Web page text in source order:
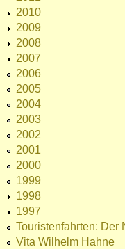
2010
2009
2008
2007
2006
2005
2004
2003
2002
2001
2000
1999
1998
1997
Touristenfahrten: Der
Vita Wilhelm Hahne